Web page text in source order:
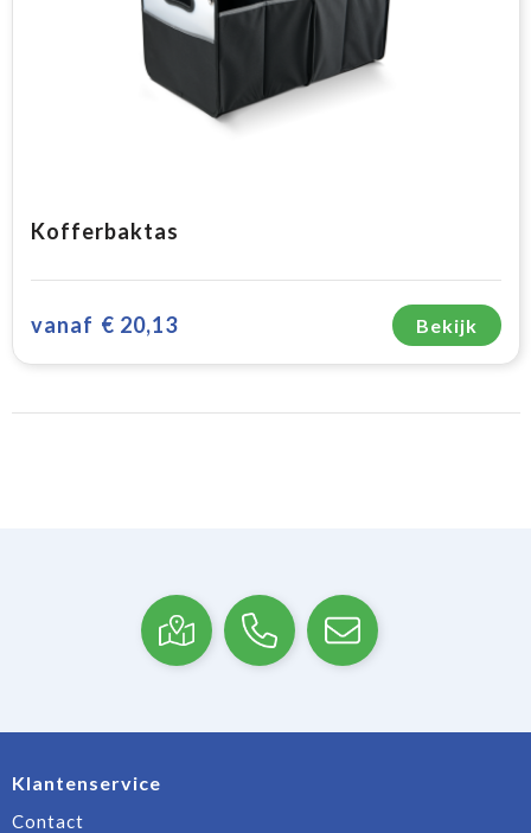
Kofferbaktas
vanaf € 20,13 Bekijk
Klantenservice
Contact